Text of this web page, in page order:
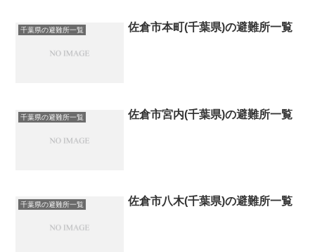
千葉県の避難所一覧 佐倉市本町(千葉県)の避難所一覧
千葉県の避難所一覧 佐倉市宮内(千葉県)の避難所一覧
千葉県の避難所一覧 佐倉市八木(千葉県)の避難所一覧